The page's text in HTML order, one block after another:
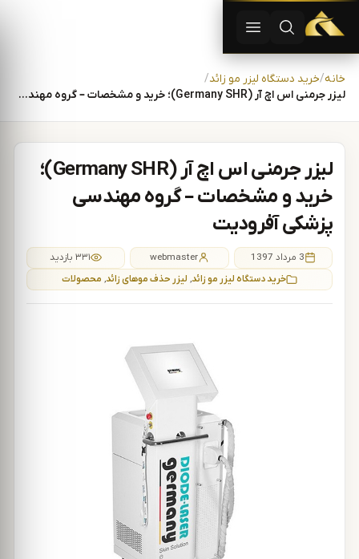
پرش به محتوا
دستگاه لیزر موهای زاید | دستگاه لاغری | آفرودیت لیزر —
باز کردن جستجو
باز کردن منو
خانه خرید دستگاه لیزر مو زائد
لیزر جرمنی اس اچ آر (Germany SHR)؛ خرید و مشخصات – گروه مهندسی …
لیزر جرمنی اس اچ آر (Germany SHR)؛
خرید و مشخصات – گروه مهندسی
پزشکی آفرودیت
3 مرداد 1397 webmaster
۳۳۱ بازدید
خرید دستگاه لیزر مو زائد, لیزر حذف موهای زائد, محصولات